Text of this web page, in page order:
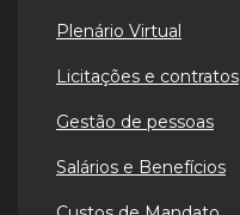
Plenário Virtual
Licitações e contratos
Gestão de pessoas
Salários e Benefícios